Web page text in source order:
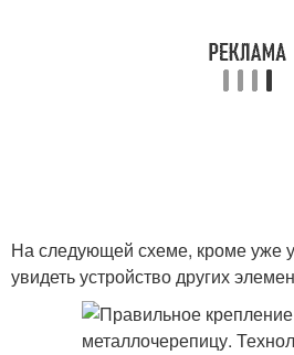
На следующей схеме, кроме уже
увидеть устройство других